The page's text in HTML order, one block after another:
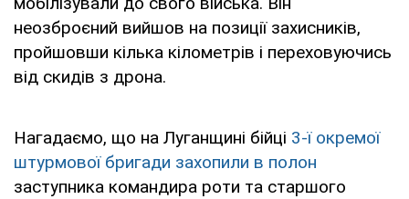
неозброєний вийшов на позиції захисників,
пройшовши кілька кілометрів і переховуючись
від скидів з дрона.
Нагадаємо, що на Луганщині бійці 3-ї окремої
штурмової бригади захопили в полон
заступника командира роти та старшого